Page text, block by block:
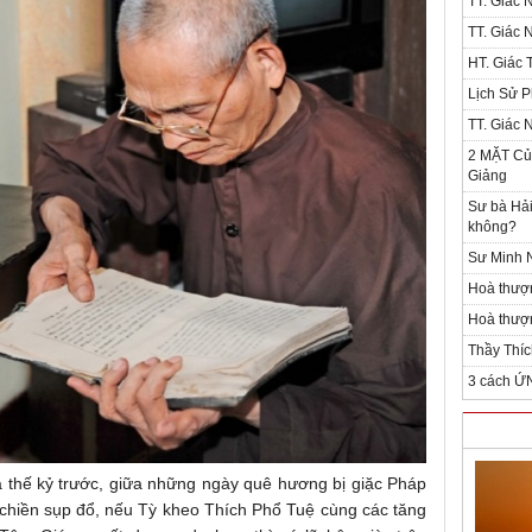
kỷ trước, giữa những ngày quê hương bị giặc Pháp
sụp đổ, nếu Tỳ kheo Thích Phổ Tuệ cùng các tăng
TT. Giác
HT. Giác
Lịch Sử
TT. Giác
2 MẶT
Giảng
Sư bà
không?
Sư Minh
Hoà
Hoà
Thầy
3 cách